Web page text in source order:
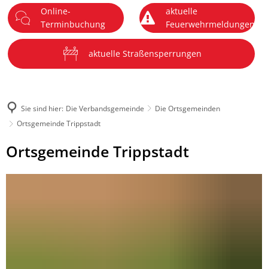
Menü
Online-
Terminbuchung
aktuelle
Feuerwehrmeldungen
aktuelle Straßensperrungen
Sie sind hier: Die Verbandsgemeinde
Die Ortsgemeinden
Ortsgemeinde Trippstadt
Ortsgemeinde
Trippstadt
Ortsgemeinde Trippstadt